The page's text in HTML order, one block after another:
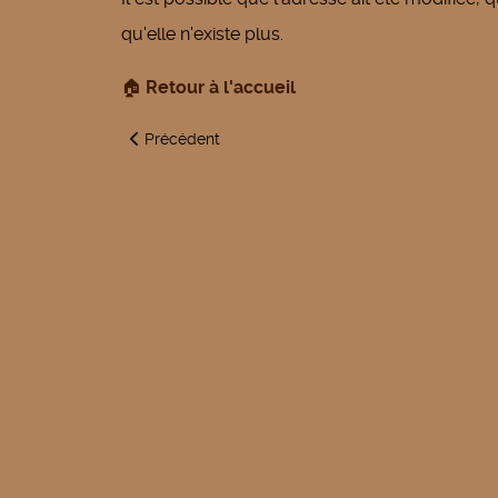
qu'elle n'existe plus.
🏠 Retour à l'accueil
Article précédent : La télédéclaration. Pensez-y,
Précédent